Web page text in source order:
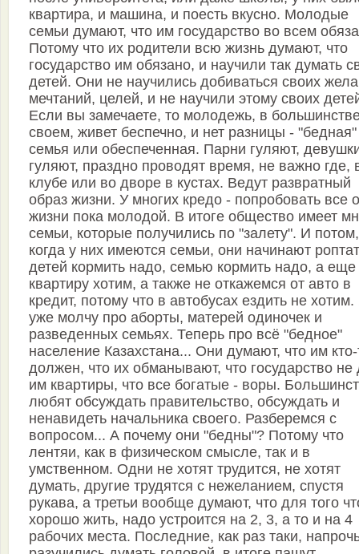
квартира, и машина, и поесть вкусно. Молодые
семьи думают, что им государство во всем
Потому что их родители всю жизнь думают, что
государство им обязано, и научили так думать
детей. Они не научились добиваться своих
мечтаний, целей, и не научили этому своих
Если вы замечаете, то молодежь, в
своем, живет беспечно, и нет разницы - "бедная"
семья или обеспеченная. Парни гуляют,
гуляют, праздно проводят время, не важно где,
клубе или во дворе в кустах. Ведут развратный
образ жизни. У многих кредо - попробовать все
жизни пока молодой. В итоге общество имеет
семьи, которые получились по "залету". И потом,
когда у них имеются семьи, они начинают
детей кормить надо, семью кормить надо, а еще
квартиру хотим, а также не откажемся от авто в
кредит, потому что в автобусах ездить не
уже молчу про аборты, матерей одиночек и
разведенных семьях. Теперь про всё "бедное"
население Казахстана... Они думают, что им кто-
должен, что их обманывают, что государство не
им квартиры, что все богатые - воры.
любят обсуждать правительство, обсуждать и
ненавидеть начальника своего. Разберемся с
вопросом... А почему они "бедны"? Потому что
лентяи, как в физическом смысле, так и в
умственном. Одни не хотят трудится, не хотят
думать, другие трудятся с нежеланием, спустя
рукава, а третьи вообще думают, что для того
хорошо жить, надо устроится на 2, 3, а то и на 4
рабочих места. Последние, как раз таки,